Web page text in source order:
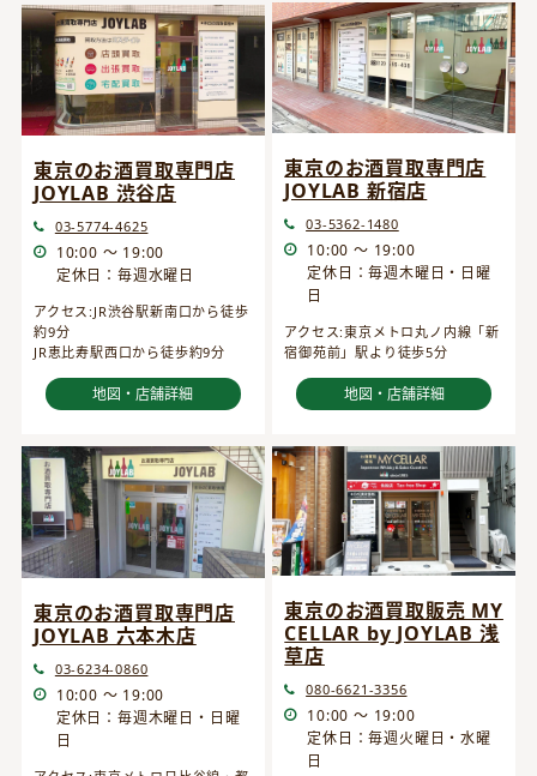
東京のお酒買取専門店
JOYLAB 渋谷店
03-5774-4625
10:00 ～ 19:00
定休日：毎週水曜日
アクセス:JR渋谷駅新南口から徒歩
約9分
JR恵比寿駅西口から徒歩約9分
地図・店舗詳細
東京のお酒買取専門店
JOYLAB 新宿店
03-5362-1480
10:00 ～ 19:00
定休日：毎週木曜日・日曜
日
アクセス:東京メトロ丸ノ内線「新
宿御苑前」駅より徒歩5分
地図・店舗詳細
東京のお酒買取専門店
JOYLAB 六本木店
03-6234-0860
10:00 ～ 19:00
定休日：毎週木曜日・日曜
日
東京のお酒買取販売 MY
CELLAR by JOYLAB 浅
草店
080-6621-3356
10:00 ～ 19:00
定休日：毎週火曜日・水曜
日